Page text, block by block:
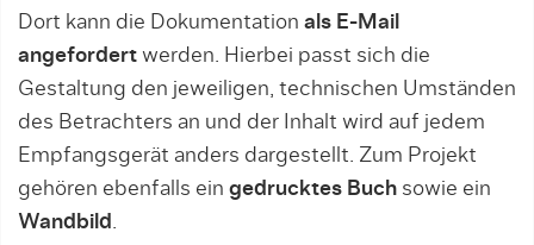
Dort kann die Dokumentation als E-Mail
angefordert werden. Hierbei passt sich die
Gestaltung den jeweiligen, technischen Umständen
des Betrachters an und der Inhalt wird auf jedem
Empfangsgerät anders dargestellt. Zum Projekt
gehören ebenfalls ein gedrucktes Buch sowie ein
Wandbild